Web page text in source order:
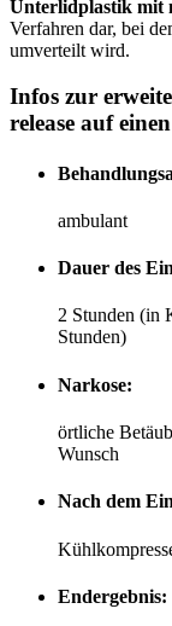
Unterlidplastik mit
Verfahren dar, bei
umverteilt wird.
Infos zur
release auf
ambulant
Dauer des
2 Stunden (in
Stunden)
Narkose:
örtliche
Wunsch
Nach dem
Endergebnis: